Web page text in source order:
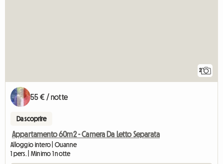
2
55 € / notte
Da scoprire
Appartamento 60m2 - Camera Da Letto Separata
Alloggio intero | Ouanne
1 pers. | Minimo 1 notte